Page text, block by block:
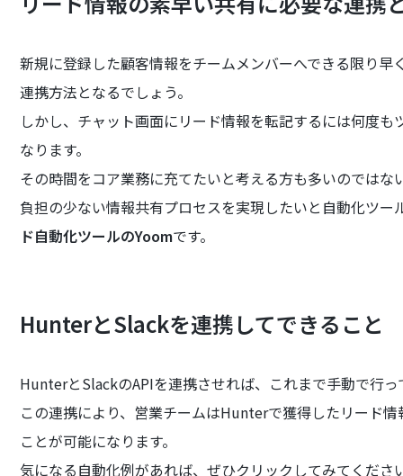
新規に登録した顧客情報をチームメンバーへできる限り
連携方法となるでしょう。
しかし、チャット画面にリード情報を転記するには何度
なります。
その時間をコア業務に充てたいと考える方も多いのではな
負担の少ない情報共有プロセスを実現したいと自動化ツ
ド自動化ツールのYoomです。
HunterとSlackを連携してできること
HunterとSlackのAPIを連携させれば、これまで手動で行
この連携により、営業チームはHunterで獲得したリード
ことが可能になります。
気になる自動化例があれば、ぜひクリックしてみてくださ